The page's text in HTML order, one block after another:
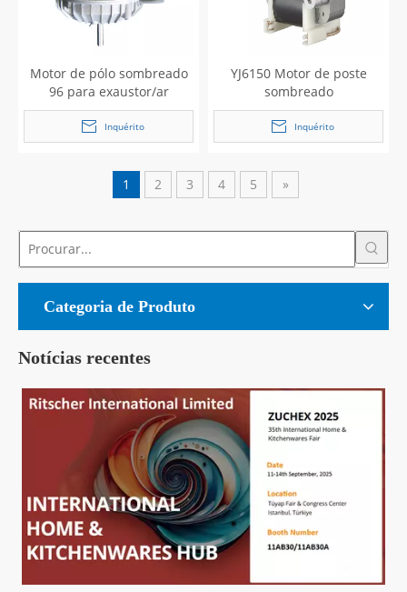
Motor de pólo sombreado
96 para exaustor/ar
condicionado
Inquérito
YJ6150 Motor de poste
sombreado
Inquérito
1 2 3 4 5 »
Categoria de Produto
Notícias recentes